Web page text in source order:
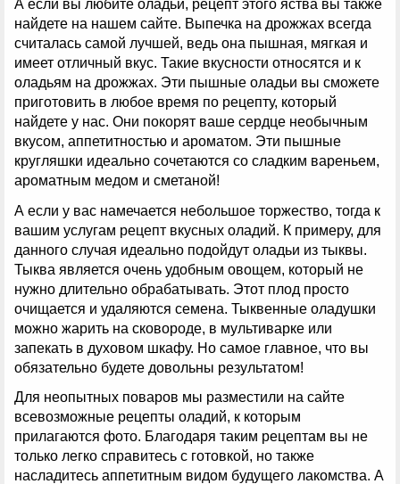
А если вы любите оладьи, рецепт этого яства вы также
найдете на нашем сайте. Выпечка на дрожжах всегда
считалась самой лучшей, ведь она пышная, мягкая и
имеет отличный вкус. Такие вкусности относятся и к
оладьям на дрожжах. Эти пышные оладьи вы сможете
приготовить в любое время по рецепту, который
найдете у нас. Они покорят ваше сердце необычным
вкусом, аппетитностью и ароматом. Эти пышные
кругляшки идеально сочетаются со сладким вареньем,
ароматным медом и сметаной!
А если у вас намечается небольшое торжество, тогда к
вашим услугам рецепт вкусных оладий. К примеру, для
данного случая идеально подойдут оладьи из тыквы.
Тыква является очень удобным овощем, который не
нужно длительно обрабатывать. Этот плод просто
очищается и удаляются семена. Тыквенные оладушки
можно жарить на сковороде, в мультиварке или
запекать в духовом шкафу. Но самое главное, что вы
обязательно будете довольны результатом!
Для неопытных поваров мы разместили на сайте
всевозможные рецепты оладий, к которым
прилагаются фото. Благодаря таким рецептам вы не
только легко справитесь с готовкой, но также
насладитесь аппетитным видом будущего лакомства. А